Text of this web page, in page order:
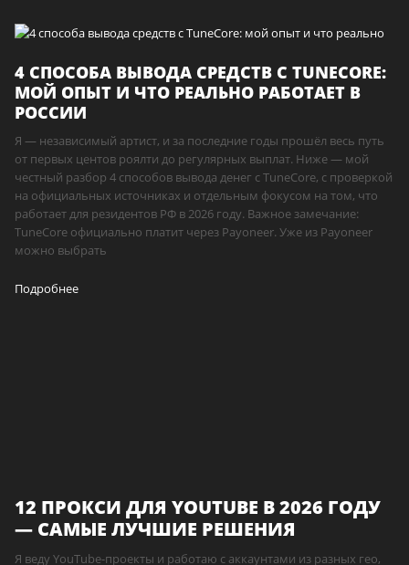
4 СПОСОБА ВЫВОДА СРЕДСТВ С TUNECORE:
МОЙ ОПЫТ И ЧТО РЕАЛЬНО РАБОТАЕТ В
РОССИИ
Я — независимый артист, и за последние годы прошёл весь путь
от первых центов роялти до регулярных выплат. Ниже — мой
честный разбор 4 способов вывода денег с TuneCore, с проверкой
на официальных источниках и отдельным фокусом на том, что
работает для резидентов РФ в 2026 году. Важное замечание:
TuneCore официально платит через Payoneer. Уже из Payoneer
можно выбрать
Подробнее
12 ПРОКСИ ДЛЯ YOUTUBE В 2026 ГОДУ
— САМЫЕ ЛУЧШИЕ РЕШЕНИЯ
Я веду YouTube-проекты и работаю с аккаунтами из разных гео,